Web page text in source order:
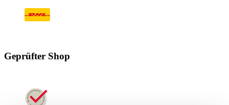
Geprüfter Shop